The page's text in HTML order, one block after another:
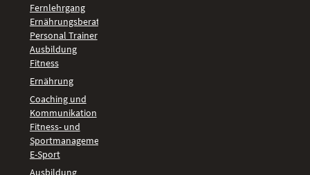
Fernlehrgang
Ernährungsberater
Personal Trainer
Ausbildung
Fitness
Ernährung
Coaching und
Kommunikation
Fitness- und
Sportmanagement
E-Sport
Ausbildung